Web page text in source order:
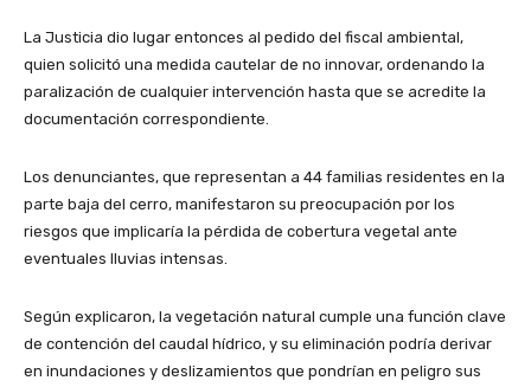
La Justicia dio lugar entonces al pedido del fiscal ambiental,
quien solicitó una medida cautelar de no innovar, ordenando la
paralización de cualquier intervención hasta que se acredite la
documentación correspondiente.
Los denunciantes, que representan a 44 familias residentes en la
parte baja del cerro, manifestaron su preocupación por los
riesgos que implicaría la pérdida de cobertura vegetal ante
eventuales lluvias intensas.
Según explicaron, la vegetación natural cumple una función clave
de contención del caudal hídrico, y su eliminación podría derivar
en inundaciones y deslizamientos que pondrían en peligro sus